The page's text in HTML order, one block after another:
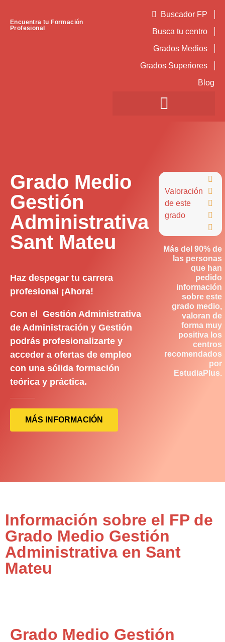
Encuentra tu Formación
Profesional
Buscador FP
Busca tu centro
Grados Medios
Grados Superiores
Blog
Grado Medio
Gestión
Administrativa
Sant Mateu
Haz despegar tu carrera
profesional ¡Ahora!
Con el Gestión Administrativa
de Administración y Gestión
podrás profesionalizarte y
acceder a ofertas de empleo
con una sólida formación
teórica y práctica.
MÁS INFORMACIÓN
Valoración
de este
grado





Más del 90% de
las personas
que han
pedido
información
sobre este
grado medio,
valoran de
forma muy
positiva los
centros
recomendados
por
EstudiaPlus.
Información sobre el FP de
Grado Medio Gestión
Administrativa en Sant
Mateu
Grado Medio Gestión